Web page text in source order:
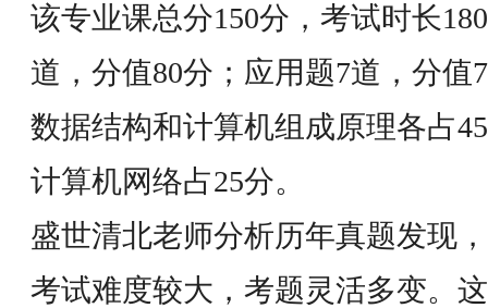
该专业课总分150分，考试时长
道，分值80分；应用题7道，分值
数据结构和计算机组成原理各占
计算机网络占25分。
盛世清北老师分析历年真题发现
考试难度较大，考题灵活多变。